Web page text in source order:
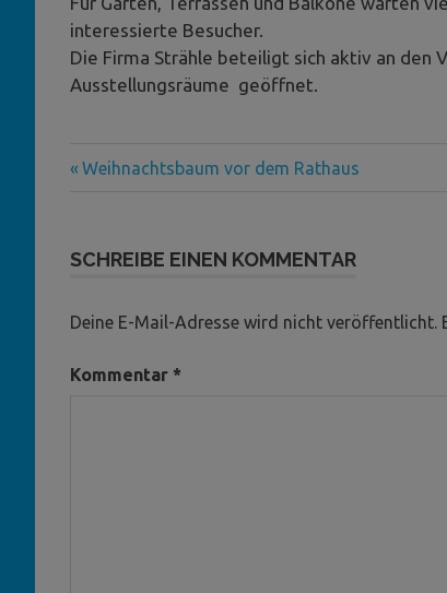
interessierte Besucher.
Die Firma Strähle beteiligt sich aktiv an den
Ausstellungsräume geöffnet.
Beitragsnavigation
Vorheriger
Weihnachtsbaum vor dem Rathaus
SCHREIBE EINEN KOMMENTAR
Deine E-Mail-Adresse wird nicht veröffentlicht.
Kommentar *